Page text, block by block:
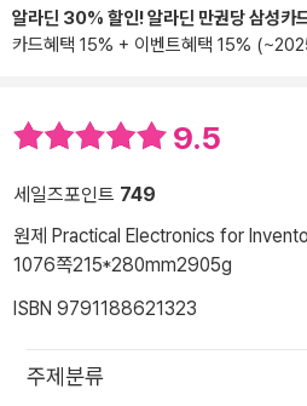
알라딘 30% 할인! 알라딘 만권당 삼성카
카드혜택 15% + 이벤트혜택 15%
9.5
세일즈포인트 749
원제 Practical Electronics for
1076쪽215*280mm2905g
ISBN 9791188621323
주제분류